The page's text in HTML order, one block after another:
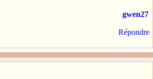
gwen27
Répondre